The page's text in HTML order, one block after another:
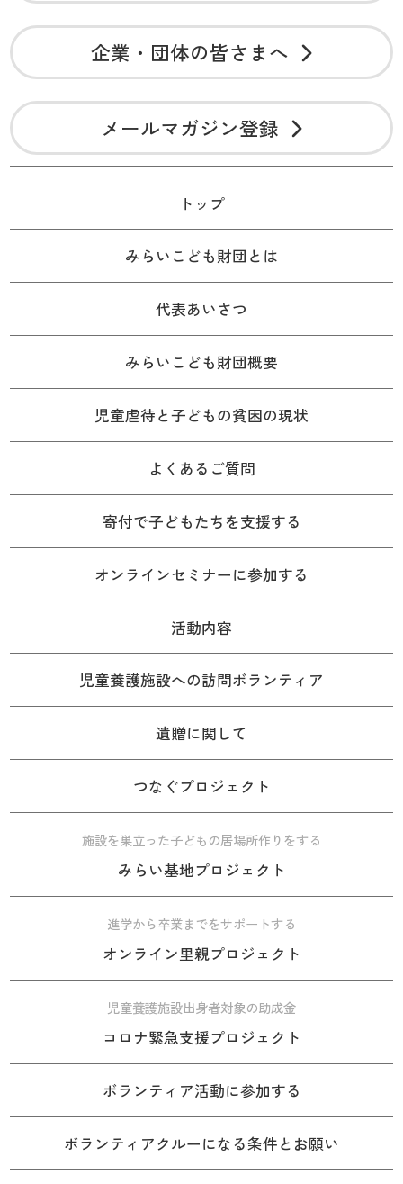
企業・団体の皆さまへ
メールマガジン登録
トップ
みらいこども財団とは
代表あいさつ
みらいこども財団概要
児童虐待と子どもの貧困の現状
よくあるご質問
寄付で子どもたちを支援する
オンラインセミナーに参加する
活動内容
児童養護施設への訪問ボランティア
遺贈に関して
つなぐプロジェクト
施設を巣立った子どもの居場所作りをする
みらい基地プロジェクト
進学から卒業までをサポートする
オンライン里親プロジェクト
児童養護施設出身者対象の助成金
コロナ緊急支援プロジェクト
ボランティア活動に参加する
ボランティアクルーになる条件とお願い